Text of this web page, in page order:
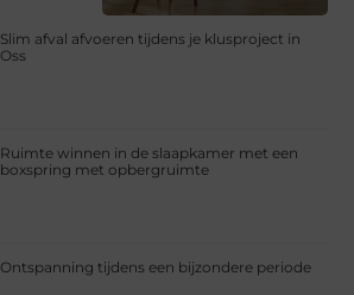
Slim afval afvoeren tijdens je klusproject in
Oss
Ruimte winnen in de slaapkamer met een
boxspring met opbergruimte
Ontspanning tijdens een bijzondere periode